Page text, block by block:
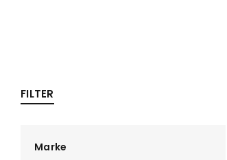
FILTER
Marke